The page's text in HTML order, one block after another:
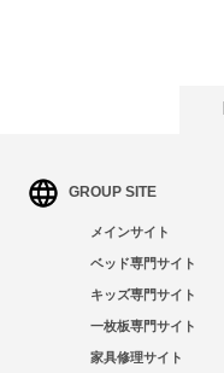
GROUP SITE
メインサイト
ベッド専門サイト
キッズ専門サイト
一枚板専門サイト
家具修理サイト